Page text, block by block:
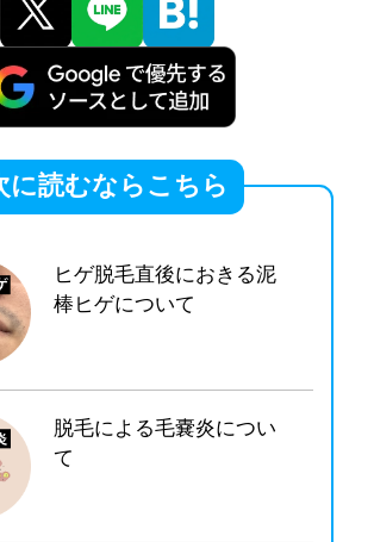
に読むならこちら
ヒゲ脱毛直後におきる泥
棒ヒゲについて
脱毛による毛嚢炎につい
て